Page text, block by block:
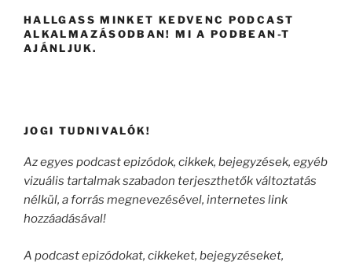
HALLGASS MINKET KEDVENC PODCAST
ALKALMAZÁSODBAN! MI A PODBEAN-T
AJÁNLJUK.
JOGI TUDNIVALÓK!
Az egyes podcast epizódok, cikkek, bejegyzések, egyéb
vizuális tartalmak szabadon terjeszthetők változtatás
nélkül, a forrás megnevezésével, internetes link
hozzáadásával!
A podcast epizódokat, cikkeket, bejegyzéseket,